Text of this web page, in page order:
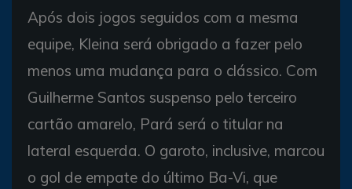
Após dois jogos seguidos com a mesma
equipe, Kleina será obrigado a fazer pelo
menos uma mudança para o clássico. Com
Guilherme Santos suspenso pelo terceiro
cartão amarelo, Pará será o titular na
lateral esquerda. O garoto, inclusive, marcou
o gol de empate do último Ba-Vi, que